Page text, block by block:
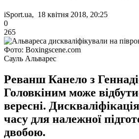
iSport.ua, 18 квітня 2018, 20:25
0
265
Фото: Boxingscene.com
Сауль Альварес
Реванш Канело з
Головкіним може
вересні.
часу для належної
двобою.